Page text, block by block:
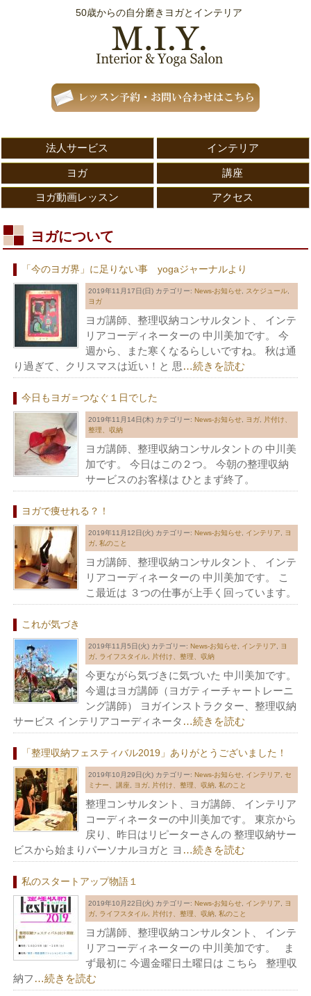
50歳からの自分磨きヨガとインテリア
法人サービス インテリア
ヨガ 講座
ヨガ動画レッスン アクセス
ヨガについて
「今のヨガ界」に足りない事 yogaジャーナルより
2019年11月17日(日) カテゴリー: News-お知らせ, スケジュール,
ヨガ
ヨガ講師、整理収納コンサルタント、 インテ
リアコーディネーターの 中川美加です。 今
週から、また寒くなるらしいですね。 秋は通
り過ぎて、クリスマスは近い！と 思…続きを読む
今日もヨガ＝つなぐ１日でした
2019年11月14日(木) カテゴリー: News-お知らせ, ヨガ, 片付け、
整理、収納
ヨガ講師、整理収納コンサルタントの 中川美
加です。 今日はこの２つ。 今朝の整理収納
サービスのお客様は ひとまず終了。
ヨガで痩せれる？！
2019年11月12日(火) カテゴリー: News-お知らせ, インテリア, ヨ
ガ,私のこと
ヨガ講師、整理収納コンサルタント、 インテ
リアコーディネーターの 中川美加です。 こ
こ最近は ３つの仕事が上手く回っています。
これが気づき
2019年11月5日(火) カテゴリー: News-お知らせ, インテリア, ヨ
ガ, ライフスタイル, 片付け、整理、収納
今更ながら気づきに気づいた 中川美加です。
今週はヨガ講師（ヨガティーチャートレーニ
ング講師） ヨガインストラクター、整理収納
サービス インテリアコーディネータ …続きを読む
「整理収納フェスティバル2019」ありがとうございました！
2019年10月29日(火) カテゴリー: News-お知らせ, インテリア,セ
ミナー、講座, ヨガ, 片付け、整理、収納,私のこと
整理コンサルタント、ヨガ講師、 インテリア
コーディネーターの中川美加です。 東京から
戻り、昨日はリピーターさんの 整理収納サー
ビスから始まりパーソナルヨガと ヨ …続きを読む
私のスタートアップ物語１
2019年10月22日(火) カテゴリー: News-お知らせ, インテリア, ヨ
ガ, ライフスタイル, 片付け、整理、収納,私のこと
ヨガ講師、整理収納コンサルタント、 インテ
リアコーディネーターの 中川美加です。 ま
ず最初に 今週金曜日土曜日は こちら 整理収
納フ …続きを読む